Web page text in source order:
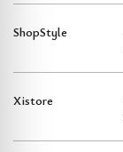
ShopStyle
Xistore